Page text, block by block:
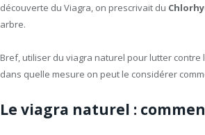
découverte du Viagra, on prescrivait du
arbre.
Bref, utiliser du viagra naturel pour lutter
dans quelle mesure on peut le considérer
Le viagra naturel :